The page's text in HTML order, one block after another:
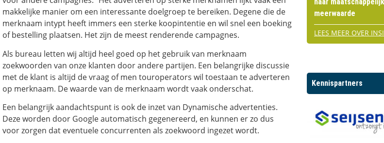
makkelijke manier om een interessante doelgroep te bereiken. Degene die de
merknaam intypt heeft immers een sterke koopintentie en wil snel een boeking
of bestelling plaatsen. Het zijn de meest renderende campagnes.
Als bureau letten wij altijd heel goed op het gebruik van merknaam
zoekwoorden van onze klanten door andere partijen. Een belangrijke discussie
met de klant is altijd de vraag of men touroperators wil toestaan te adverteren
op merknaam. De waarde van de merknaam wordt vaak onderschat.
Een belangrijk aandachtspunt is ook de inzet van Dynamische advertenties.
Deze worden door Google automatisch gegenereerd, en kunnen er zo dus
voor zorgen dat eventuele concurrenten als zoekwoord ingezet wordt.
meerwaarde
LEES MEER OVER
Kennispartners